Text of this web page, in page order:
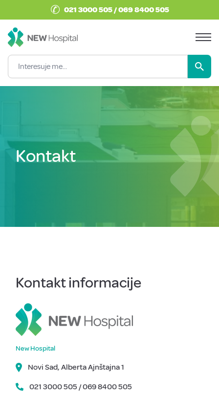
✆ 021 3000 505 / 069 8400 505
Kontakt
Kontakt informacije
New Hospital
Novi Sad, Alberta Ajnštajna 1
021 3000 505 / 069 8400 505